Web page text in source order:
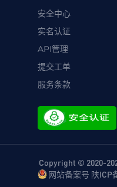
安全中心
实名认证
API管理
提交工单
服务条款
Copyright © 2020-
网站备案号 陕ICP